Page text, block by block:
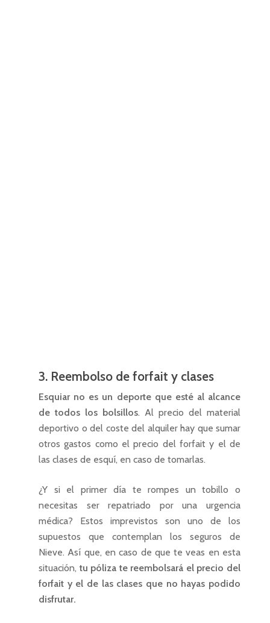
3. Reembolso de forfait y clases
Esquiar no es un deporte que esté al alcance
de todos los bolsillos. Al precio del material
deportivo o del coste del alquiler hay que sumar
otros gastos como el precio del forfait y el de
las clases de esquí, en caso de tomarlas.
¿Y si el primer día te rompes un tobillo o
necesitas ser repatriado por una urgencia
médica? Estos imprevistos son uno de los
supuestos que contemplan los seguros de
Nieve. Así que, en caso de que te veas en esta
situación, tu póliza te reembolsará el precio del
forfait y el de las clases que no hayas podido
disfrutar.